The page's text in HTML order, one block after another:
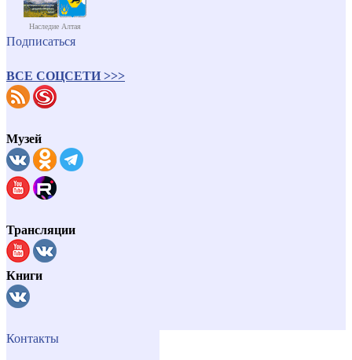
Наследие Алтая
Подписаться
ВСЕ СОЦСЕТИ >>>
Музей
Трансляции
Книги
Контакты